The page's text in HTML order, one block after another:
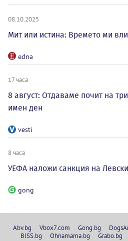
08.10.2025
Мит или истина: Времето ми
edna
17 часа
8 август: Отдаваме почит на
имен ден
vesti
8 часа
УЕФА наложи санкция на Левски
gong
Abv.bg Vbox7.com Gong.bg
BISS.bg
Ohnamama.bg Grabo.bg